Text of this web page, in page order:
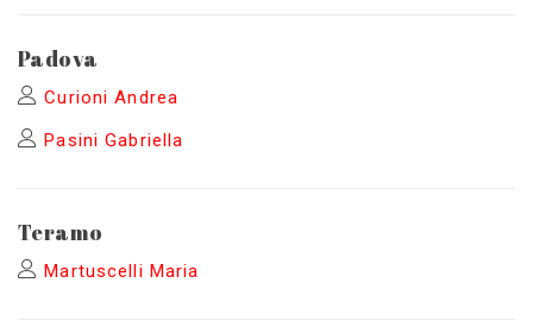
Padova
Curioni Andrea
Pasini Gabriella
Teramo
Martuscelli Maria